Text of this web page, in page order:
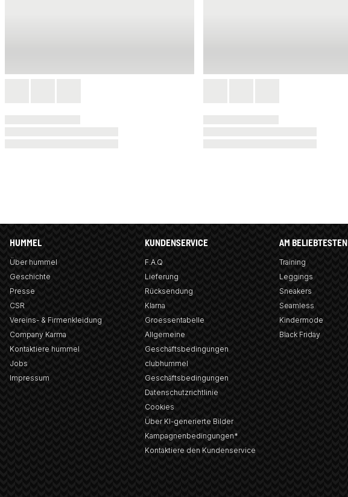
HUMMEL
Über hummel
Geschichte
Presse
CSR
Vereins- & Firmenkleidung
Company Karma
Kontaktiere hummel
Jobs
Impressum
KUNDENSERVICE
F.A.Q
Lieferung
Rücksendung
Klarna
Groessentabelle
Allgemeine
Geschäftsbedingungen
clubhummel
Geschäftsbedingungen
Datenschutzrichtlinie
Cookies
Über KI-generierte Bilder
Kampagnenbedingungen*
Kontaktiere den Kundenservice
AM BELIEBTESTEN
Training
Leggings
Sneakers
Seamless
Kindermode
Black Friday